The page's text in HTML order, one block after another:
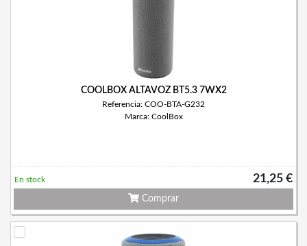
COOLBOX ALTAVOZ BT5.3 7WX2
Referencia: COO-BTA-G232
Marca: CoolBox
21,25 €
En stock
Comprar